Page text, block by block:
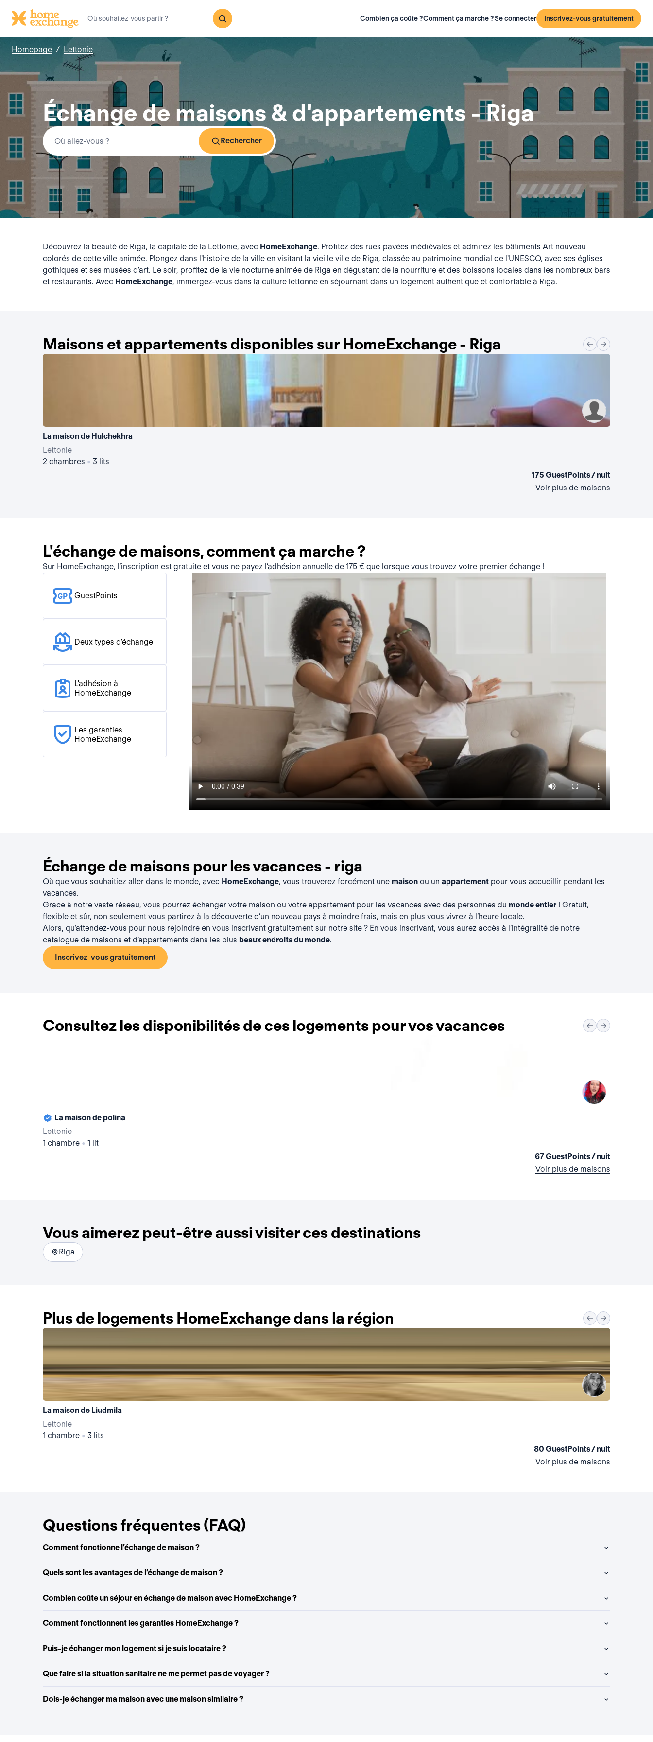
Combien ça coûte ?Comment ça marche ?Se connecter Inscrivez-vous gratuitement
Homepage / Lettonie
Échange de maisons & d'appartements - Riga
Rechercher
Découvrez la beauté de Riga, la capitale de la Lettonie, avec HomeExchange. Profitez des rues pavées médiévales et admirez les bâtiments Art nouveau
colorés de cette ville animée. Plongez dans l'histoire de la ville en visitant la vieille ville de Riga, classée au patrimoine mondial de l'UNESCO, avec ses églises
gothiques et ses musées d'art. Le soir, profitez de la vie nocturne animée de Riga en dégustant de la nourriture et des boissons locales dans les nombreux bars
et restaurants. Avec HomeExchange, immergez-vous dans la culture lettonne en séjournant dans un logement authentique et confortable à Riga.
Maisons et appartements disponibles sur HomeExchange - Riga
La maison de Hulchekhra
Lettonie
2 chambres • 3 lits
175 GuestPoints / nuit
Voir plus de maisons
L'échange de maisons, comment ça marche ?
Sur HomeExchange, l’inscription est gratuite et vous ne payez l’adhésion annuelle de 175 € que lorsque vous trouvez votre premier échange !
GuestPoints
Deux types d'échange
L'adhésion à
HomeExchange
Les garanties
HomeExchange
Échange de maisons pour les vacances - riga
Où que vous souhaitiez aller dans le monde, avec HomeExchange, vous trouverez forcément une maison ou un appartement pour vous accueillir pendant les
vacances.
Grace à notre vaste réseau, vous pourrez échanger votre maison ou votre appartement pour les vacances avec des personnes du monde entier ! Gratuit,
flexible et sûr, non seulement vous partirez à la découverte d’un nouveau pays à moindre frais, mais en plus vous vivrez à l’heure locale.
Alors, qu’attendez-vous pour nous rejoindre en vous inscrivant gratuitement sur notre site ? En vous inscrivant, vous aurez accès à l’intégralité de notre
catalogue de maisons et d’appartements dans les plus beaux endroits du monde.
Inscrivez-vous gratuitement
Consultez les disponibilités de ces logements pour vos vacances
La maison de polina
Lettonie
1 chambre • 1 lit
67 GuestPoints / nuit
Voir plus de maisons
Vous aimerez peut-être aussi visiter ces destinations
Riga
Plus de logements HomeExchange dans la région
La maison de Liudmila
Lettonie
1 chambre • 3 lits
80 GuestPoints / nuit
Voir plus de maisons
Questions fréquentes (FAQ)
Comment fonctionne l’échange de maison ?
Quels sont les avantages de l’échange de maison ?
Combien coûte un séjour en échange de maison avec HomeExchange ?
Comment fonctionnent les garanties HomeExchange ?
Puis-je échanger mon logement si je suis locataire ?
Que faire si la situation sanitaire ne me permet pas de voyager ?
Dois-je échanger ma maison avec une maison similaire ?